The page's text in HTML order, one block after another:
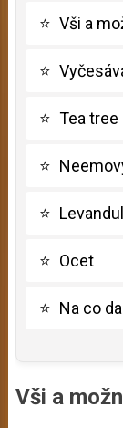
⭐ Vši a
⭐
⭐ Tea tree
⭐
⭐
⭐ Ocet
⭐ Na co
Vši a